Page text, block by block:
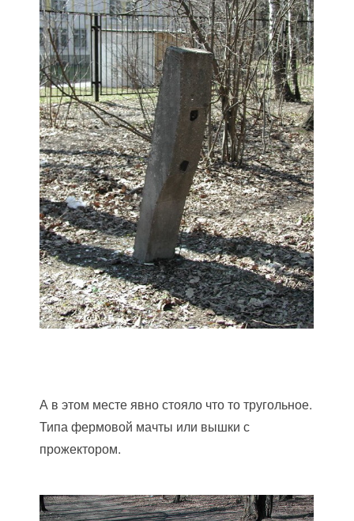
А в этом месте явно стояло что то тругольное.
Типа фермовой мачты или вышки с
прожектором.